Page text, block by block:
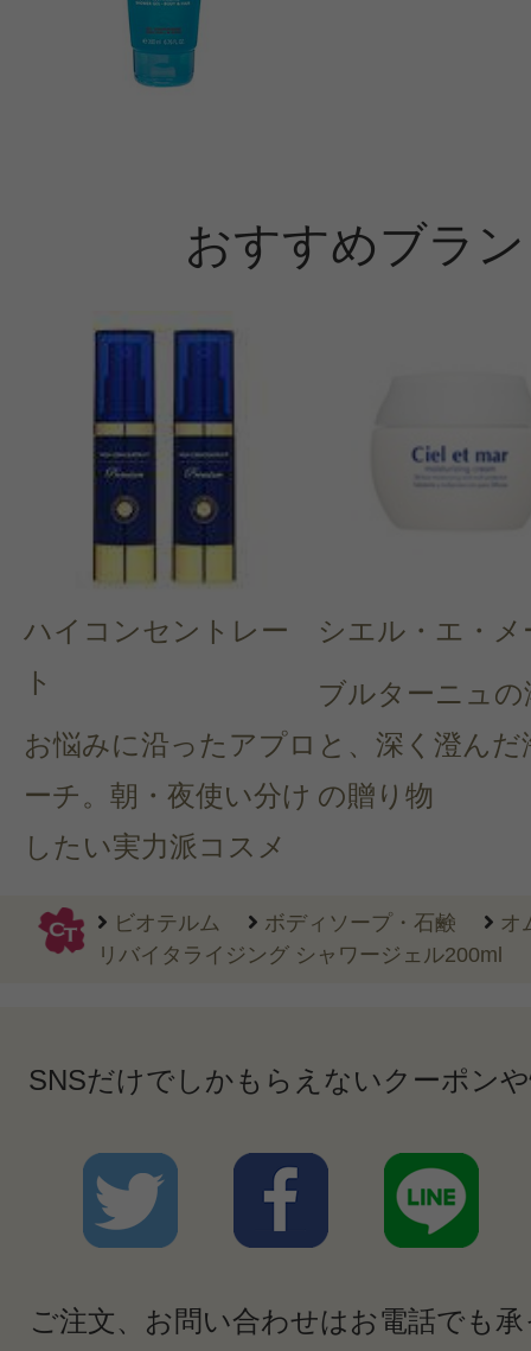
おすすめブラ
ハイコンセントレー
ト
お悩みに沿ったアプロ
ーチ。朝・夜使い分け
したい実力派コスメ
シエル・エ・メ
ブルターニュの
と、深く澄んだ
の贈り物
ビオテルム ボディソープ・石鹸
オ
リバイタライジング シャワージェル200ml
SNSだけでしかもらえないクーポン
ご注文、お問い合わせはお電話でも